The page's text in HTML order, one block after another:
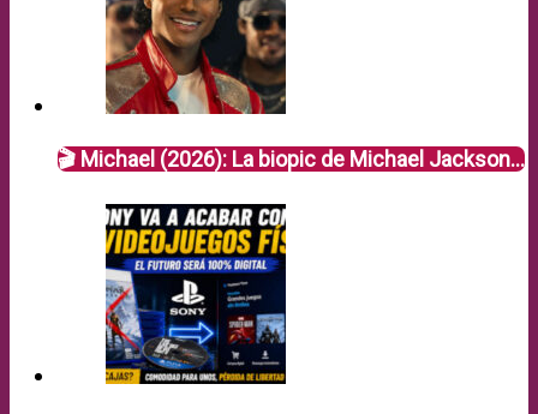
🎬 Michael (2026): La biopic de Michael Jackson…